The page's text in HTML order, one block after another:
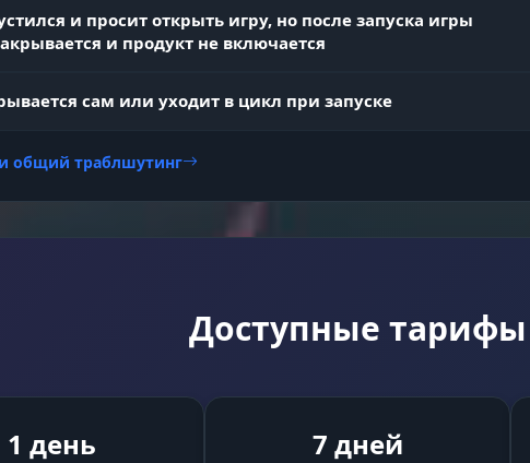
загружай свои настройки перед боем, не тратя время
и просит открыть игру, но после запуска игры
и продукт не включается
сам или уходит в цикл при запуске
общий траблшутинг
Доступные тарифы
1 день 7 дней